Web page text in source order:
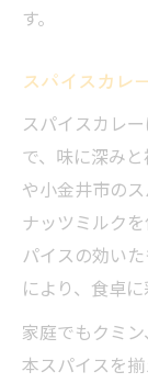
す。
スパイスカレ
スパイスカレ
で、味に深み
や小金井市の
ナッツミルク
パイスの効い
により、食卓
家庭でもクミ
本スパイスを